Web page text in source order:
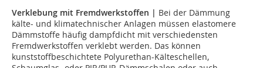
Verklebung mit Fremdwerkstoffen | Bei der Dämmung
kälte- und klimatechnischer Anlagen müssen elastomere
Dämmstoffe häufig dampfdicht mit verschiedensten
Fremdwerkstoffen verklebt werden. Das können
kunststoffbeschichtete Polyurethan-Kälteschellen,